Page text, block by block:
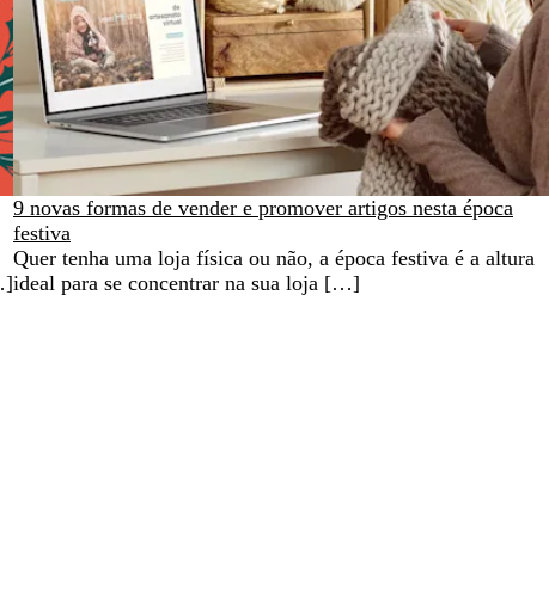
9 novas formas de vender e promover artigos nesta época
festiva
Quer tenha uma loja física ou não, a época festiva é a altura
ideal para se concentrar na sua loja […]